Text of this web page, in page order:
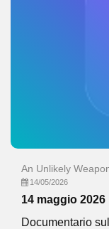
An Unlikely
14/05/2026
14 maggio 2026
Documentario